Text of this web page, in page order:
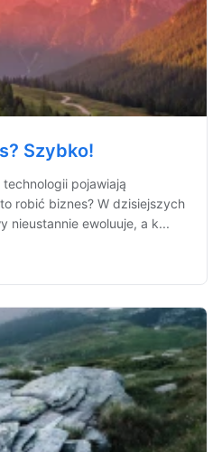
Szybko!
pojawiają
robić biznes? W dzisiejszych
nieustannie ewoluuje, a k...